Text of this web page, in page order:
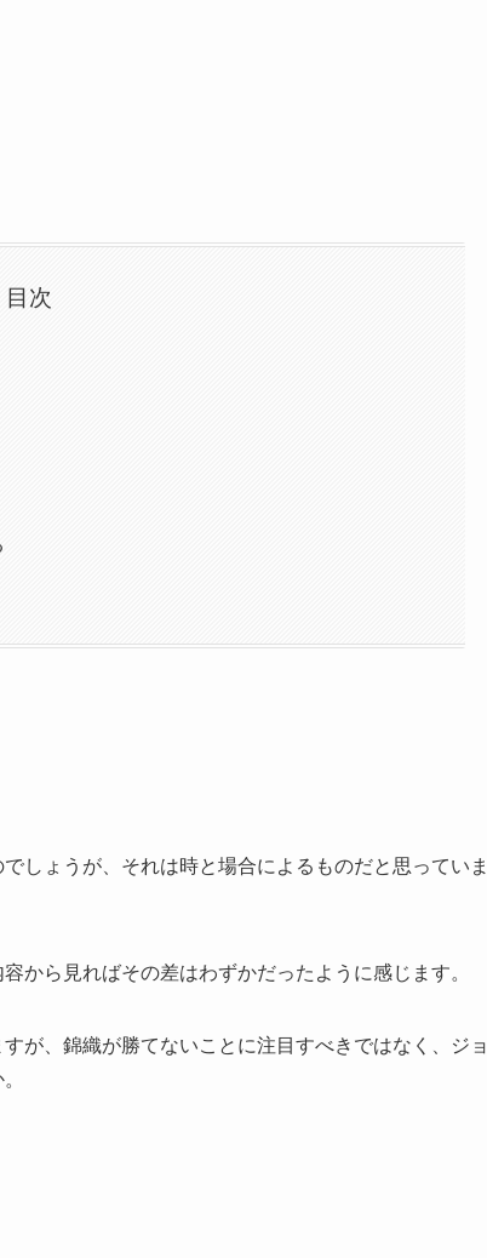
目次
しょうが、それは時と場合によるものだと思っていま
から見ればその差はわずかだったように感じます。
が、錦織が勝てないことに注目すべきではなく、ジョ